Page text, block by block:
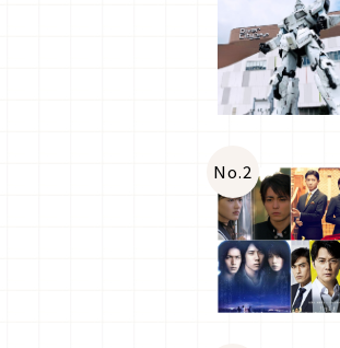
No.2